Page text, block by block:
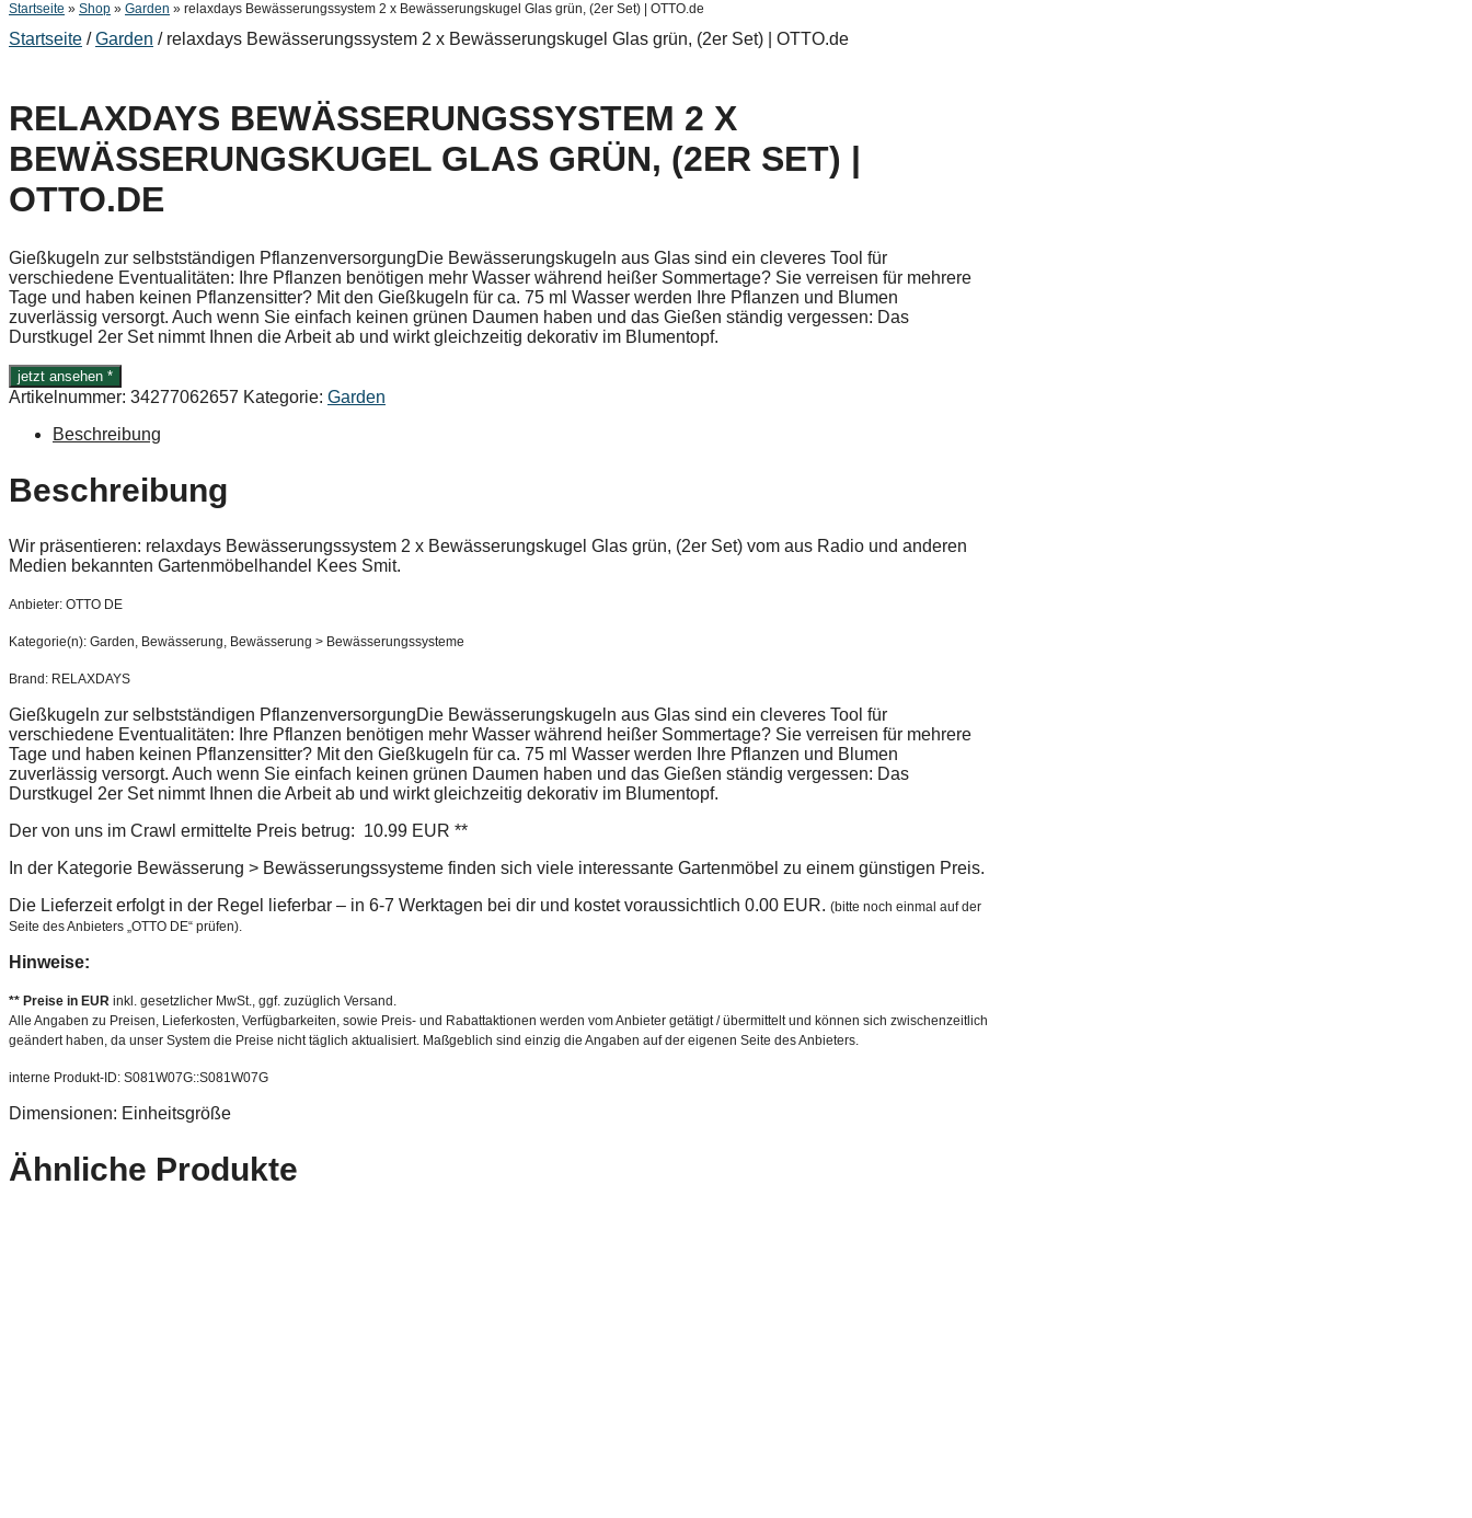
Startseite » Shop » Garden » relaxdays Bewässerungssystem 2 x Bewässerungskugel Glas grün, (2er Set) | OTTO.de
Startseite /Garden / relaxdays Bewässerungssystem 2 x Bewässerungskugel Glas grün, (2er Set) | OTTO.de
RELAXDAYS BEWÄSSERUNGSSYSTEM 2 X
BEWÄSSERUNGSKUGEL GLAS GRÜN, (2ER SET) |
OTTO.DE
Gießkugeln zur selbstständigen PflanzenversorgungDie Bewässerungskugeln aus Glas sind ein cleveres Tool für
verschiedene Eventualitäten: Ihre Pflanzen benötigen mehr Wasser während heißer Sommertage? Sie verreisen für mehrere
Tage und haben keinen Pflanzensitter? Mit den Gießkugeln für ca. 75 ml Wasser werden Ihre Pflanzen und Blumen
zuverlässig versorgt. Auch wenn Sie einfach keinen grünen Daumen haben und das Gießen ständig vergessen: Das
Durstkugel 2er Set nimmt Ihnen die Arbeit ab und wirkt gleichzeitig dekorativ im Blumentopf.
jetzt ansehen *
Artikelnummer: 34277062657 Kategorie: Garden
Beschreibung
Beschreibung
Wir präsentieren: relaxdays Bewässerungssystem 2 x Bewässerungskugel Glas grün, (2er Set) vom aus Radio und anderen
Medien bekannten Gartenmöbelhandel Kees Smit.
Anbieter: OTTO DE
Kategorie(n): Garden, Bewässerung, Bewässerung > Bewässerungssysteme
Brand: RELAXDAYS
Gießkugeln zur selbstständigen PflanzenversorgungDie Bewässerungskugeln aus Glas sind ein cleveres Tool für
verschiedene Eventualitäten: Ihre Pflanzen benötigen mehr Wasser während heißer Sommertage? Sie verreisen für mehrere
Tage und haben keinen Pflanzensitter? Mit den Gießkugeln für ca. 75 ml Wasser werden Ihre Pflanzen und Blumen
zuverlässig versorgt. Auch wenn Sie einfach keinen grünen Daumen haben und das Gießen ständig vergessen: Das
Durstkugel 2er Set nimmt Ihnen die Arbeit ab und wirkt gleichzeitig dekorativ im Blumentopf.
Der von uns im Crawl ermittelte Preis betrug: 10.99 EUR **
In der Kategorie Bewässerung > Bewässerungssysteme finden sich viele interessante Gartenmöbel zu einem günstigen Preis.
Die Lieferzeit erfolgt in der Regel lieferbar – in 6-7 Werktagen bei dir und kostet voraussichtlich 0.00 EUR. (bitte noch einmal auf der
Seite des Anbieters „OTTO DE“ prüfen).
Hinweise:
** Preise in EUR inkl. gesetzlicher MwSt., ggf. zuzüglich Versand.
Alle Angaben zu Preisen, Lieferkosten, Verfügbarkeiten, sowie Preis- und Rabattaktionen werden vom Anbieter getätigt / übermittelt und können sich zwischenzeitlich
geändert haben, da unser System die Preise nicht täglich aktualisiert. Maßgeblich sind einzig die Angaben auf der eigenen Seite des Anbieters.
interne Produkt-ID: S081W07G::S081W07G
Dimensionen: Einheitsgröße
Ähnliche Produkte